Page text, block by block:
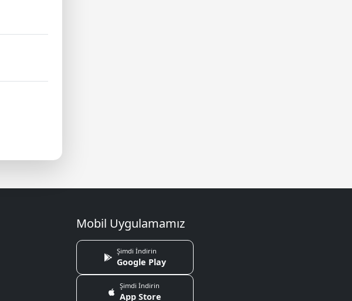
Mobil Uygulamamız
Şimdi İndirin
Google Play
Şimdi İndirin
App Store